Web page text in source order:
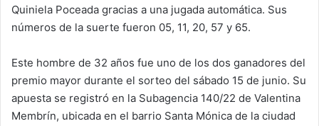
Quiniela Poceada gracias a una jugada automática. Sus
números de la suerte fueron 05, 11, 20, 57 y 65.
Este hombre de 32 años fue uno de los dos ganadores del
premio mayor durante el sorteo del sábado 15 de junio. Su
apuesta se registró en la Subagencia 140/22 de Valentina
Membrín, ubicada en el barrio Santa Mónica de la ciudad